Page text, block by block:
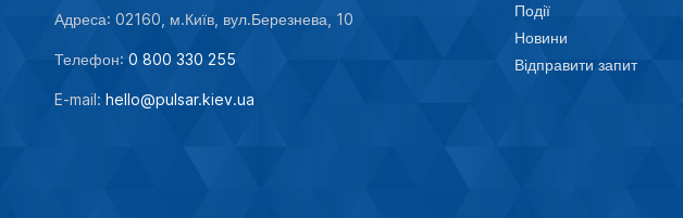
Адреса: 02160, м.Київ, вул.Березнева, 10
Телефон: 0 800 330 255
E-mail: hello@pulsar.kiev.ua
Події
Новини
Відправити запит